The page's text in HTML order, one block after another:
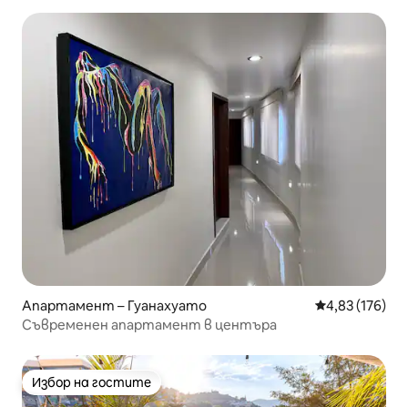
Апартамент – Гуанахуато Средна
4,83 (176)
Съвременен апартамент в центъра
Избор на гостите
Избор на гостите